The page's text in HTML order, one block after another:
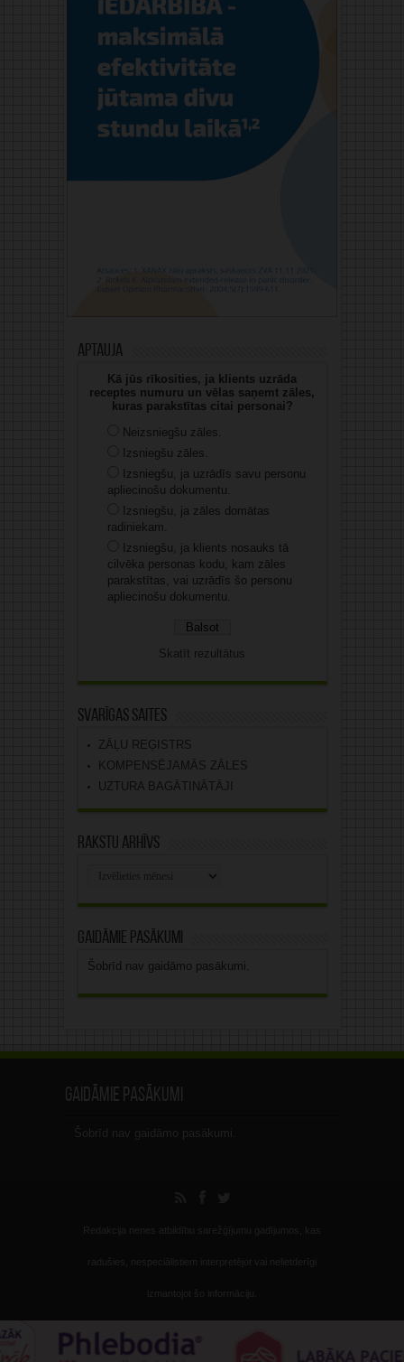
Aptauja
Kā jūs rīkosities, ja klients uzrāda
receptes numuru un vēlas saņemt zāles,
kuras parakstītas citai personai?
Neizsniegšu zāles.
Izsniegšu zāles.
Izsniegšu, ja uzrādīs savu personu
apliecinošu dokumentu.
Izsniegšu, ja zāles domātas
radiniekam.
Izsniegšu, ja klients nosauks tā
cilvēka personas kodu, kam zāles
parakstītas, vai uzrādīs šo personu
apliecinošu dokumentu.
Skatīt rezultātus
Svarīgas saites
ZĀĻU REĢISTRS
KOMPENSĒJAMĀS ZĀLES
UZTURA BAGĀTINĀTĀJI
Rakstu arhīvs
Gaidāmie pasākumi
Šobrīd nav gaidāmo pasākumi.
Gaidāmie pasākumi
Šobrīd nav gaidāmo pasākumi.
Redakcija nenes atbildību sarežģījumu gadījumos, kas